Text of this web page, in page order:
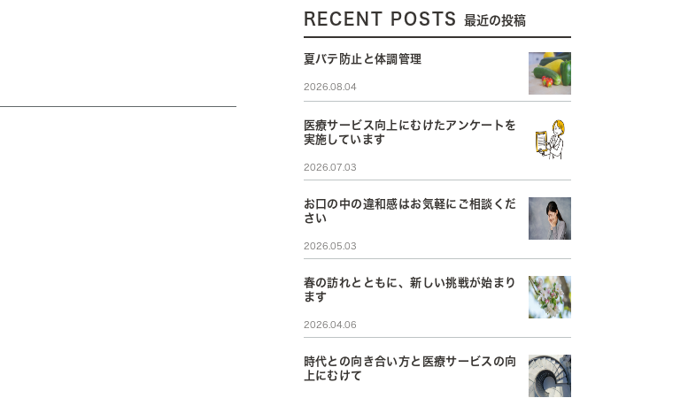
RECENT POSTS 最近の投稿
夏バテ防止と体調管理
2026.08.04
医療サービス向上にむけたアンケートを
実施しています
2026.07.03
お口の中の違和感はお気軽にご相談くだ
さい
2026.05.03
春の訪れとともに、新しい挑戦が始まり
ます
2026.04.06
時代との向き合い方と医療サービスの向
上にむけて